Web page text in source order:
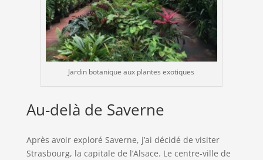
Jardin botanique aux plantes exotiques
Au-delà de Saverne
Après avoir exploré Saverne, j’ai décidé de visiter
Strasbourg, la capitale de l’Alsace. Le centre-ville de